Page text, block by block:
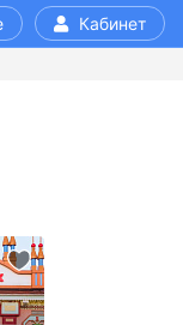
Кабинет